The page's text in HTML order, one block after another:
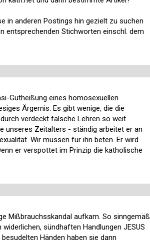
in anderen Postings hin gezielt zu suchen
entsprechenden Stichworten einschl. dem
Gutheißung eines homosexuellen
Ärgernis. Es gibt wenige, die die
verdeckt falsche Lehren so weit
unseres Zeitalters - ständig arbeitet er an
Wir müssen für ihn beten. Er wird
er verspottet im Prinzip die katholische
Mißbrauchsskandal aufkam. So sinngemäß
sündhaften Handlungen JESUS
besudelten Händen haben sie dann